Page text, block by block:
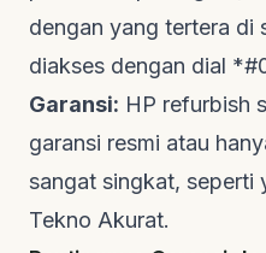
dengan yang tertera di
diakses dengan dial
Garansi: HP refurbish
garansi resmi atau
sangat singkat, seperti
Tekno Akurat.